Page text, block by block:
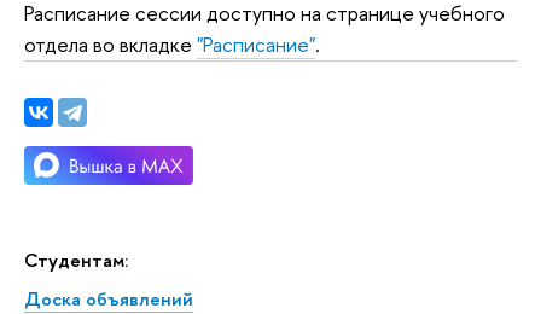
Студентам:
Доска объявлений
Расписание сессии доступно на странице учебного
отдела во вкладке "Расписание".